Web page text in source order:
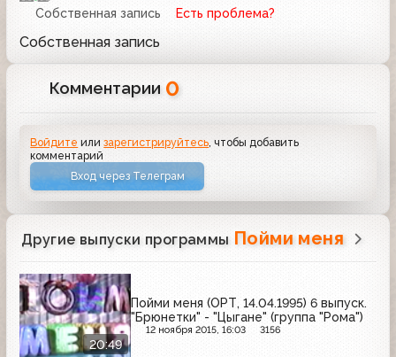
Собственная запись
Есть проблема?
Собственная запись
Комментарии 0
Войдите илизарегистрируйтесь , чтобы добавить
комментарий
Вход через Телеграм
Другие выпуски программы Пойми меня
20:49
Пойми меня (ОРТ, 14.04.1995) 6 выпуск.
"Брюнетки" - "Цыгане" (группа "Рома")
12 ноября 2015, 16:03 3156